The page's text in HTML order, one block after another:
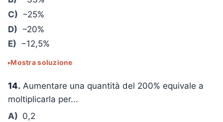
C) −25%
D) −20%
E) −12,5%
Mostra soluzione
14. Aumentare una quantità del 200% equivale a
moltiplicarla per...
A) 0,2